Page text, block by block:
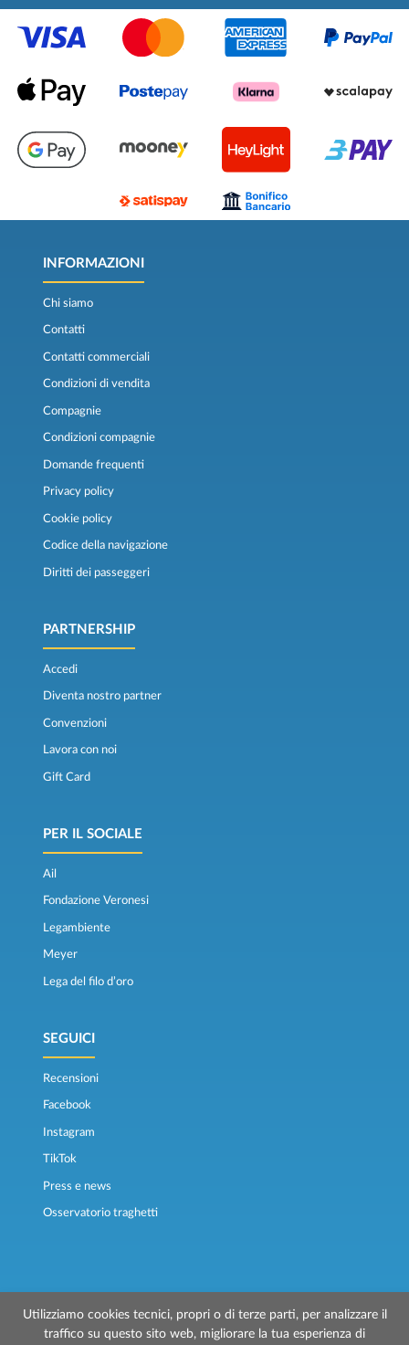
INFORMAZIONI
Chi siamo
Contatti
Contatti commerciali
Condizioni di vendita
Compagnie
Condizioni compagnie
Domande frequenti
Privacy policy
Cookie policy
Codice della navigazione
Diritti dei passeggeri
PARTNERSHIP
Accedi
Diventa nostro partner
Convenzioni
Lavora con noi
Gift Card
PER IL SOCIALE
Ail
Fondazione Veronesi
Legambiente
Meyer
Lega del filo d’oro
SEGUICI
Recensioni
Facebook
Instagram
TikTok
Press e news
Osservatorio traghetti
Utilizziamo cookies tecnici, propri o di terze parti, per analizzare il
traffico su questo sito web, migliorare la tua esperienza di